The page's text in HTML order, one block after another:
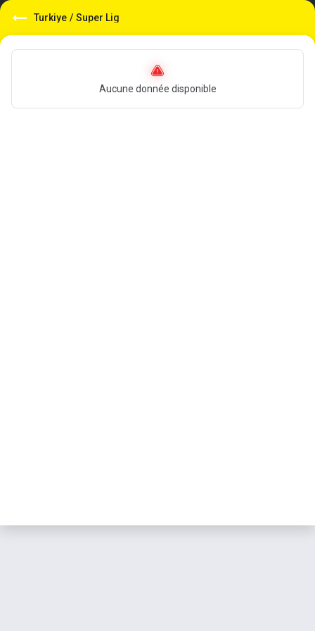
Turkiye / Super Lig
Aucune donnée disponible